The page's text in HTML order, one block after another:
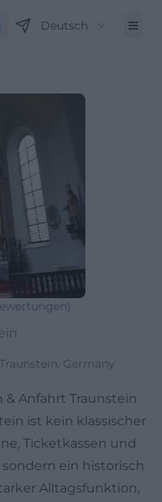
Deutsch
)
Germany
& Anfahrt Traunstein
ist kein klassischer
Ticketkassen und
ein historisch
Alltagsfunktion,